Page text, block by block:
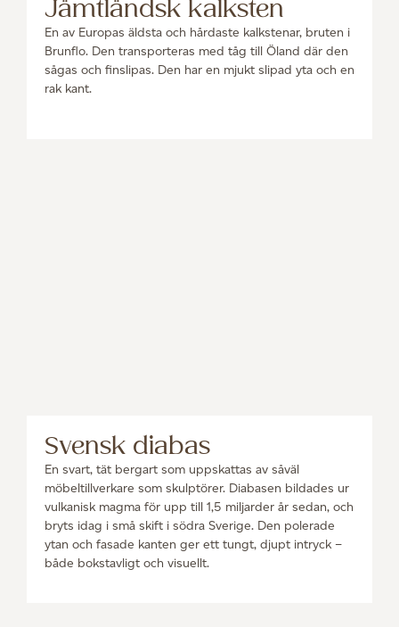
Jämtländsk kalksten
En av Europas äldsta och hårdaste kalkstenar, bruten i
Brunflo. Den transporteras med tåg till Öland där den
sågas och finslipas. Den har en mjukt slipad yta och en
rak kant.
Svensk diabas
En svart, tät bergart som uppskattas av såväl
möbeltillverkare som skulptörer. Diabasen bildades ur
vulkanisk magma för upp till 1,5 miljarder år sedan, och
bryts idag i små skift i södra Sverige. Den polerade
ytan och fasade kanten ger ett tungt, djupt intryck –
både bokstavligt och visuellt.